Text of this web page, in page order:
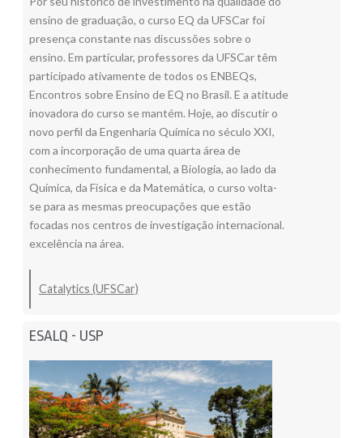
ensino de graduação, o curso EQ da UFSCar foi
presença constante nas discussões sobre o
ensino. Em particular, professores da UFSCar têm
participado ativamente de todos os ENBEQs,
Encontros sobre Ensino de EQ no Brasil. E a atitude
inovadora do curso se mantém. Hoje, ao discutir o
novo perfil da Engenharia Química no século XXI,
com a incorporação de uma quarta área de
conhecimento fundamental, a Biologia, ao lado da
Química, da Física e da Matemática, o curso volta-
se para as mesmas preocupações que estão
focadas nos centros de investigação internacional.
excelência na área.
Catalytics (UFSCar)
ESALQ - USP